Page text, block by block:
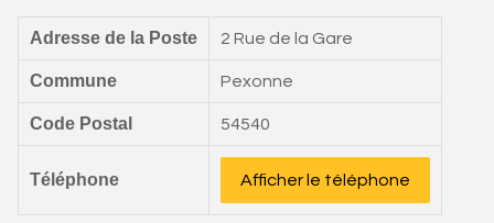
Adresse de la Poste 2 Rue de la Gare
Commune Pexonne
Code Postal 54540
Téléphone Afficher le téléphone